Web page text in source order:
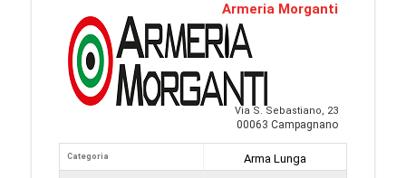
Armeria Morganti
Via S. Sebastiano, 23
00063 Campagnano
Categoria
Arma Lunga